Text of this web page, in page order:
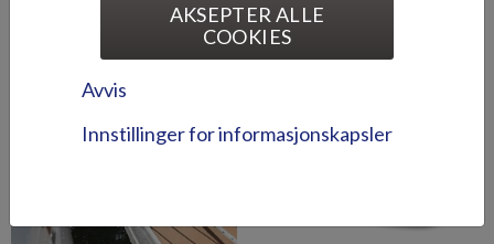
Abloy-låsesystem (Hawk BR
Ankerspill (Raptor DC)
AKSEPTER ALLE
COOKIES
Avvis
Innstillinger for informasjonskapsler